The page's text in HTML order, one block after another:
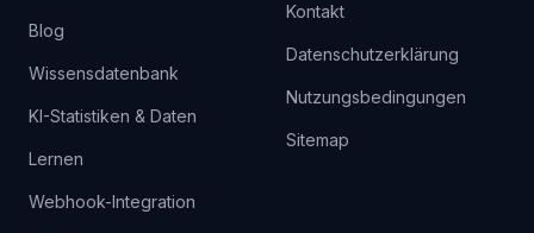
Blog
Wissensdatenbank
KI-Statistiken & Daten
Lernen
Webhook-Integration
Kontakt
Datenschutzerklärung
Nutzungsbedingungen
Sitemap